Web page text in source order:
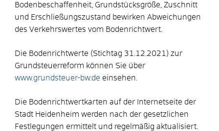
Bodenbeschaffenheit, Grundstücksgröße, Zuschnitt
und Erschließungszustand bewirken Abweichungen
des Verkehrswertes vom Bodenrichtwert.
Die Bodenrichtwerte (Stichtag 31.12.2021) zur
Grundsteuerreform können Sie über
www.grundsteuer-bw.de einsehen.
Die Bodenrichtwertkarten auf der Internetseite der
Stadt Heidenheim werden nach der gesetzlichen
Festlegungen ermittelt und regelmäßig aktualisiert.